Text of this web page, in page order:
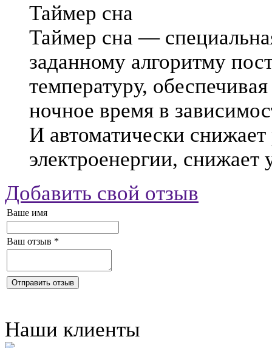
Таймер сна
Таймер сна —
заданному алгоритму
температуру,
ночное время в
И автоматически
электроенергии,
Добавить свой отзыв
Ваше имя
Ваш отзыв *
Отправить отзыв
Наши клиенты